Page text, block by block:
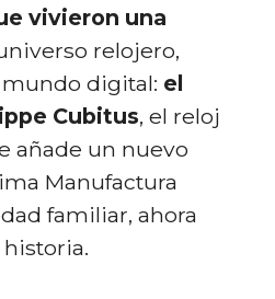
vivieron una
relojero,
mundo digital: el
Cubitus, el reloj
añade un nuevo
Manufactura
familiar, ahora